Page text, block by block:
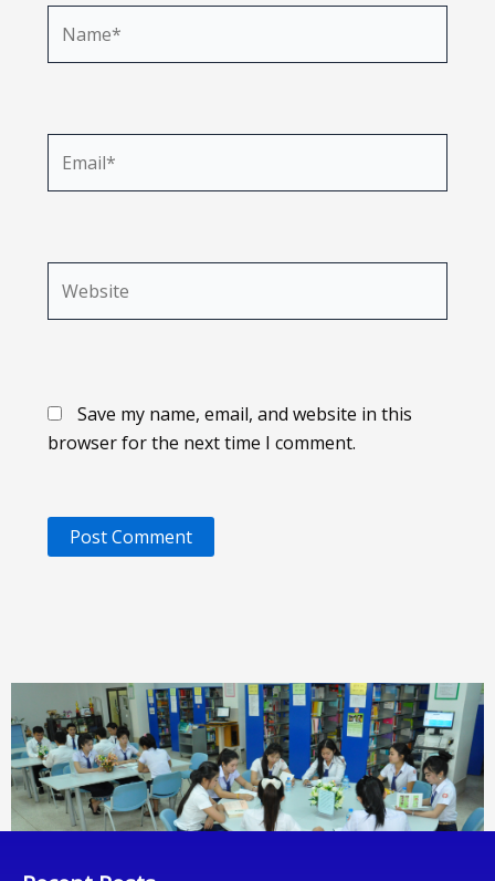
Save my name, email, and website in this
browser for the next time I comment.